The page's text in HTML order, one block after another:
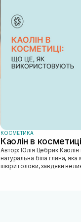
КОСМЕТИКА
Каолін в
Автор: Юлія Цебрик Каолін в косметології – це природний мінерал,
натуральна біла глина,
шкіри голови, завдяки